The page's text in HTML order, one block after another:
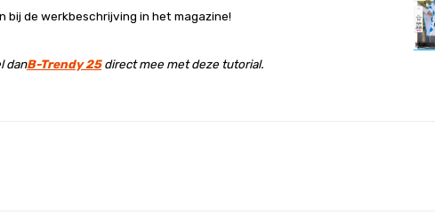
bij de werkbeschrijving in het magazine!
danB-Trendy 25direct mee met deze tutorial.